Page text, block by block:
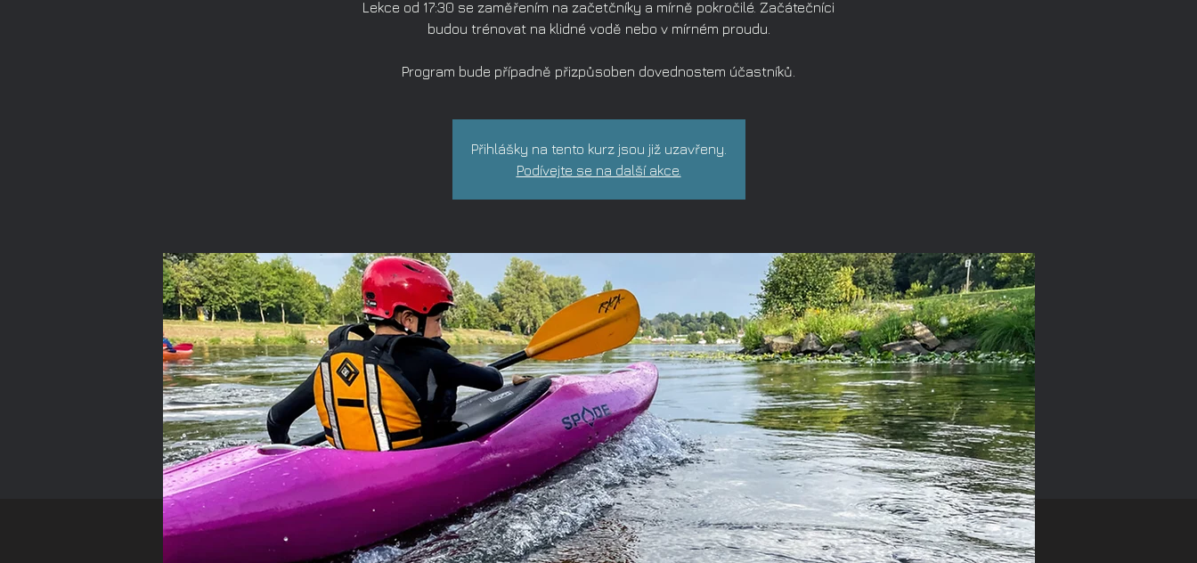
Lekce od 17:30 se zaměřením na začetčníky a mírně pokročilé. Začátečníci
budou trénovat na klidné vodě nebo v mírném proudu.
Program bude případně přizpůsoben dovednostem účastníků.
Přihlášky na tento kurz jsou již uzavřeny.
Podívejte se na další akce.